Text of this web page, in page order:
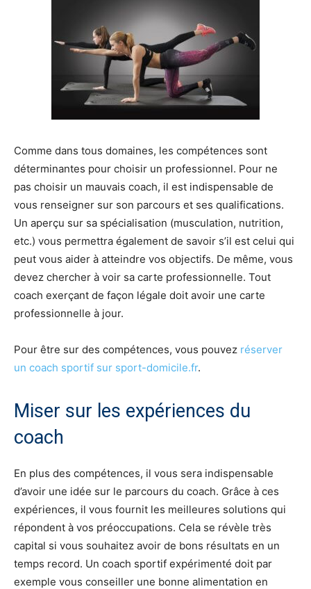
Comme dans tous domaines, les compétences sont
déterminantes pour choisir un professionnel. Pour ne
pas choisir un mauvais coach, il est indispensable de
vous renseigner sur son parcours et ses qualifications.
Un aperçu sur sa spécialisation (musculation, nutrition,
etc.) vous permettra également de savoir s’il est celui qui
peut vous aider à atteindre vos objectifs. De même, vous
devez chercher à voir sa carte professionnelle. Tout
coach exerçant de façon légale doit avoir une carte
professionnelle à jour.
Pour être sur des compétences, vous pouvez réserver
un coach sportif sur sport-domicile.fr.
Miser sur les expériences du
coach
En plus des compétences, il vous sera indispensable
d’avoir une idée sur le parcours du coach. Grâce à ces
expériences, il vous fournit les meilleures solutions qui
répondent à vos préoccupations. Cela se révèle très
capital si vous souhaitez avoir de bons résultats en un
temps record. Un coach sportif expérimenté doit par
exemple vous conseiller une bonne alimentation en